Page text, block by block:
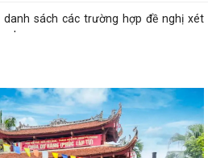
sách các trường hợp đề nghị xét